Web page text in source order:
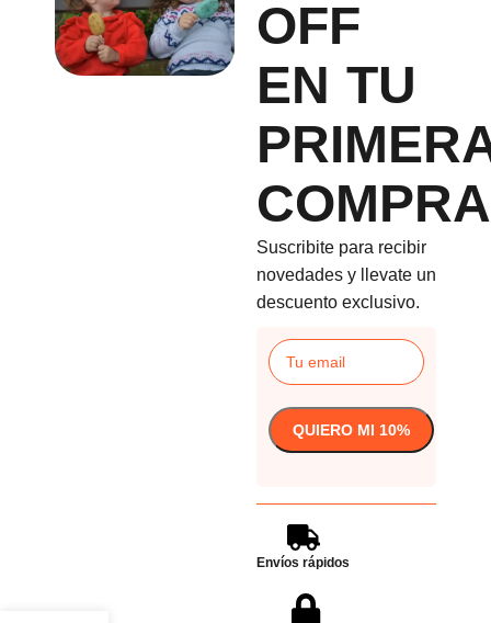
OFF
EN TU
COMPRA
Suscribite para recibir
novedades y llevate un
descuento exclusivo.
Envíos rápidos